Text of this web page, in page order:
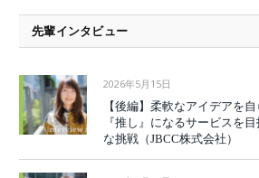
先輩インタビュー
2026年5月15日
【後編】柔軟なアイデアを
『推し』になるサービスを
な挑戦（JBCC株式会社）